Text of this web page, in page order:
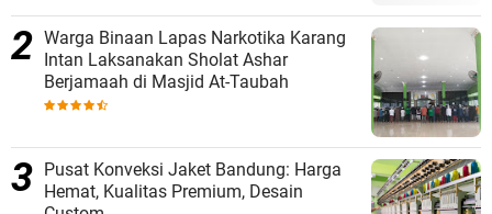
Warga Binaan Lapas Narkotika Karang
Intan Laksanakan Sholat Ashar
Berjamaah di Masjid At-Taubah
Pusat Konveksi Jaket Bandung: Harga
Hemat, Kualitas Premium, Desain